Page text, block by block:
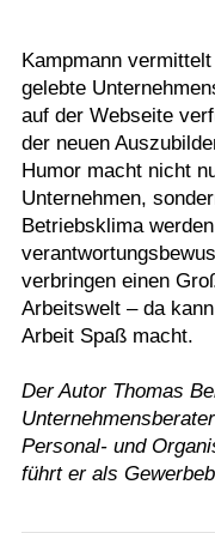
Kampmann
gelebte
auf der Webseite
der neuen
Humor macht nicht
Unternehmen,
Betriebsklima
verbringen einen
Arbeitswelt – da
Arbeit Spaß macht.
Der Autor Thomas
Personal- und
führt er als